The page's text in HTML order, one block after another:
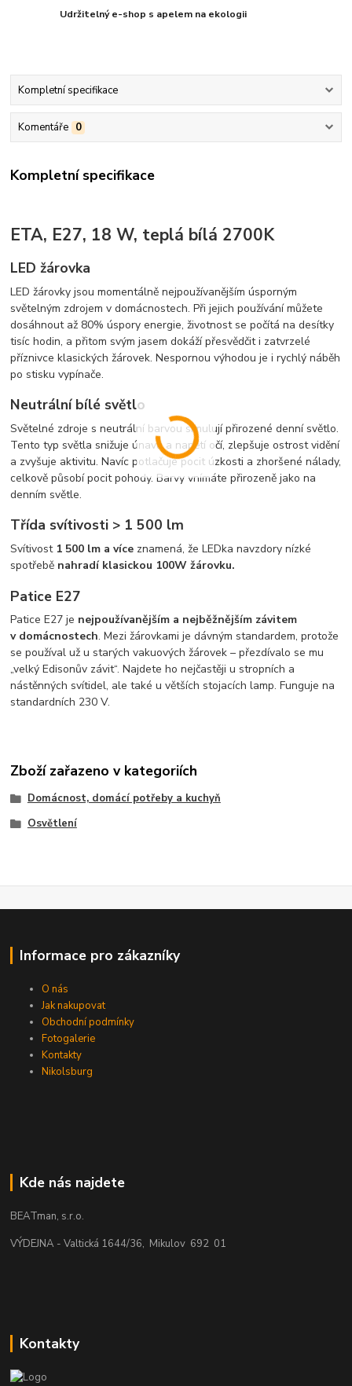
Udržitelný e-shop s apelem na ekologii
Kompletní specifikace
Komentáře 0
Kompletní specifikace
ETA, E27, 18 W, teplá bílá 2700K
LED žárovka
LED žárovky jsou momentálně nejpoužívanějším úsporným
světelným zdrojem v domácnostech. Při jejich používání můžete
dosáhnout až 80% úspory energie, životnost se počítá na desítky
tisíc hodin, a přitom svým jasem dokáží přesvědčit i zatvrzelé
příznivce klasických žárovek. Nespornou výhodou je i rychlý náběh
po stisku vypínače.
Neutrální bílé světlo
Světelné zdroje s neutrální barvou simulují přirozené denní světlo.
Tento typ světla snižuje únavu a napětí očí, zlepšuje ostrost vidění
a zvyšuje aktivitu. Navíc potlačuje pocit úzkosti a zhoršené nálady,
celkově působí pocit pohody. Barvy vnímáte přirozeně jako na
denním světle.
Třída svítivosti > 1 500 lm
Svítivost 1 500 lm a více znamená, že LEDka navzdory nízké
spotřebě nahradí klasickou 100W žárovku.
Patice E27
Patice E27 je nejpoužívanějším a nejběžnějším závitem
v domácnostech. Mezi žárovkami je dávným standardem, protože
se používal už u starých vakuových žárovek – přezdívalo se mu
„velký Edisonův závit“. Najdete ho nejčastěji u stropních a
nástěnných svítidel, ale také u větších stojacích lamp. Funguje na
standardních 230 V.
Zboží zařazeno v kategoriích
Domácnost, domácí potřeby a kuchyň
Osvětlení
Informace pro zákazníky
O nás
Jak nakupovat
Obchodní podmínky
Fotogalerie
Kontakty
Nikolsburg
Kde nás najdete
BEATman, s.r.o.
VÝDEJNA - Valtická 1644/36, Mikulov 692 01
Kontakty